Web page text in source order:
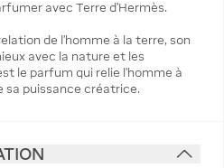
avec Terre d'Hermès.
de l’homme à la terre, son
avec la nature et les
le parfum qui relie l’homme à
sa puissance créatrice.